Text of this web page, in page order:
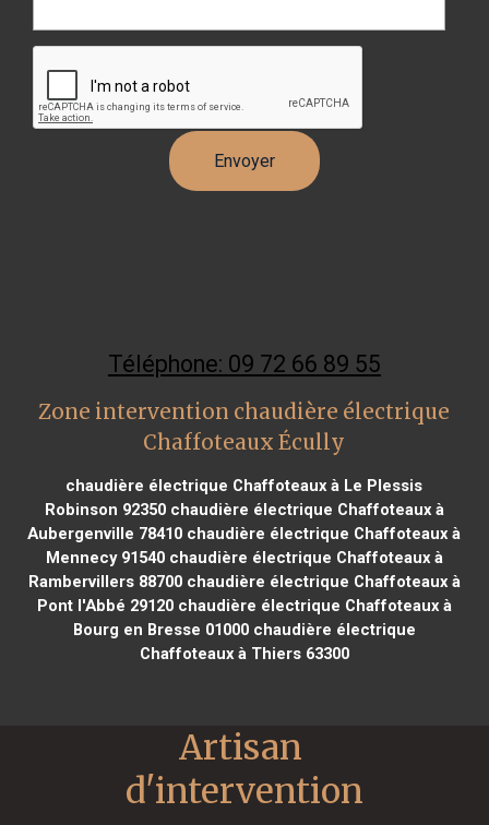
Téléphone: 09 72 66 89 55
Zone intervention chaudière électrique
Chaffoteaux Écully
chaudière électrique Chaffoteaux à Le Plessis
Robinson 92350chaudière électrique Chaffoteaux à
Aubergenville 78410 chaudière électrique Chaffoteaux à
Mennecy 91540chaudière électrique Chaffoteaux à
Rambervillers 88700chaudière électrique Chaffoteaux à
Pont l'Abbé 29120chaudière électrique Chaffoteaux à
Bourg en Bresse 01000chaudière électrique
Chaffoteaux à Thiers 63300
Artisan
d'intervention